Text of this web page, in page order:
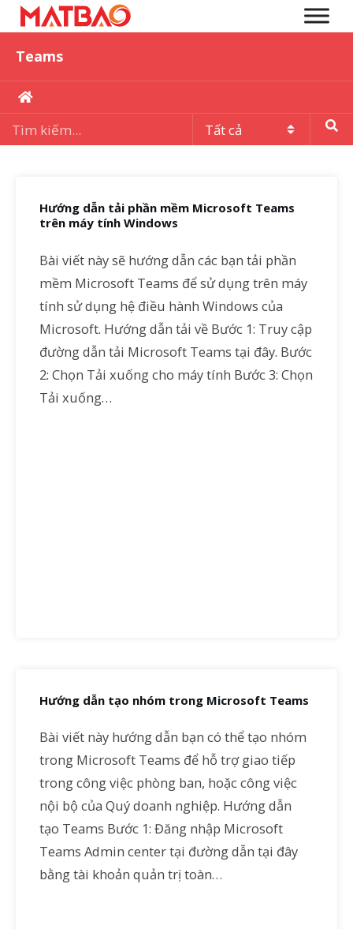
Teams
Hướng dẫn tải phần mềm Microsoft Teams
trên máy tính Windows
Bài viết này sẽ hướng dẫn các bạn tải phần
mềm Microsoft Teams để sử dụng trên máy
tính sử dụng hệ điều hành Windows của
Microsoft. Hướng dẫn tải về Bước 1: Truy cập
đường dẫn tải Microsoft Teams tại đây. Bước
2: Chọn Tải xuống cho máy tính Bước 3: Chọn
Tải xuống…
Hướng dẫn tạo nhóm trong Microsoft Teams
Bài viết này hướng dẫn bạn có thể tạo nhóm
trong Microsoft Teams để hỗ trợ giao tiếp
trong công việc phòng ban, hoặc công việc
nội bộ của Quý doanh nghiệp. Hướng dẫn
tạo Teams Bước 1: Đăng nhập Microsoft
Teams Admin center tại đường dẫn tại đây
bằng tài khoản quản trị toàn…